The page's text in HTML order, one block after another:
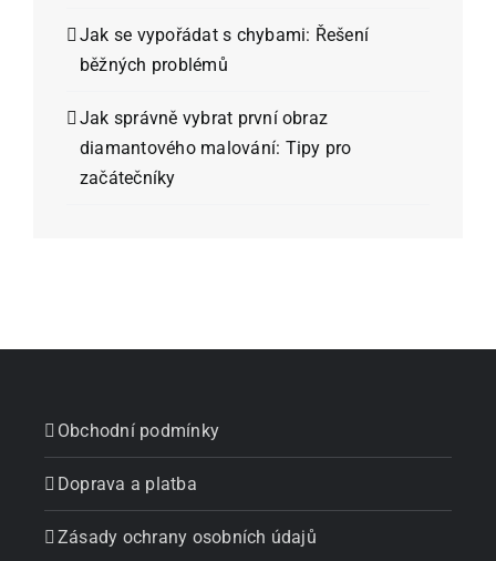
Jak se vypořádat s chybami: Řešení
běžných problémů
Jak správně vybrat první obraz
diamantového malování: Tipy pro
začátečníky
Obchodní podmínky
Doprava a platba
Zásady ochrany osobních údajů